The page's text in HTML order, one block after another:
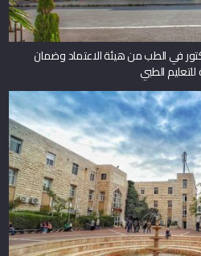
في الطب من هيئة الاعتماد وضمان
الطبي